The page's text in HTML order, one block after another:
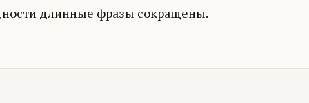
длинные фразы сокращены.